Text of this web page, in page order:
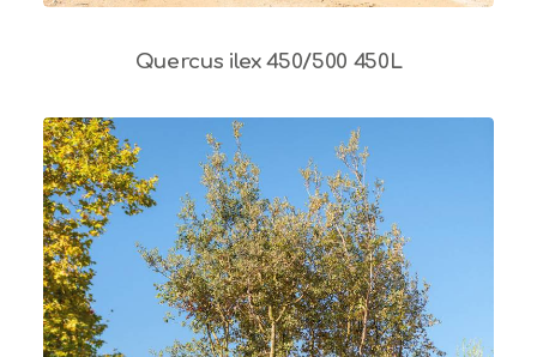
Quercus ilex 450/500 450L